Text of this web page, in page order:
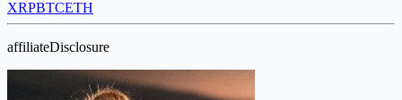
XRPBTCETH
affiliateDisclosure